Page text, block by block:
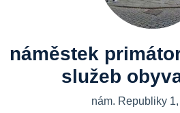
náměstek
služeb
nám. Republiky